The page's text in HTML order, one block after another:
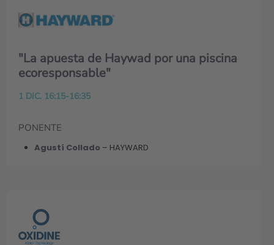
"La apuesta de Haywad por una piscina
ecoresponsable"
1 DIC. 16:15-16:35
PONENTE
Agustí Collado – HAYWARD